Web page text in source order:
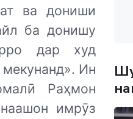
ва дониши
ба донишу
дар худ
Ин
Раҳмон
имрӯз